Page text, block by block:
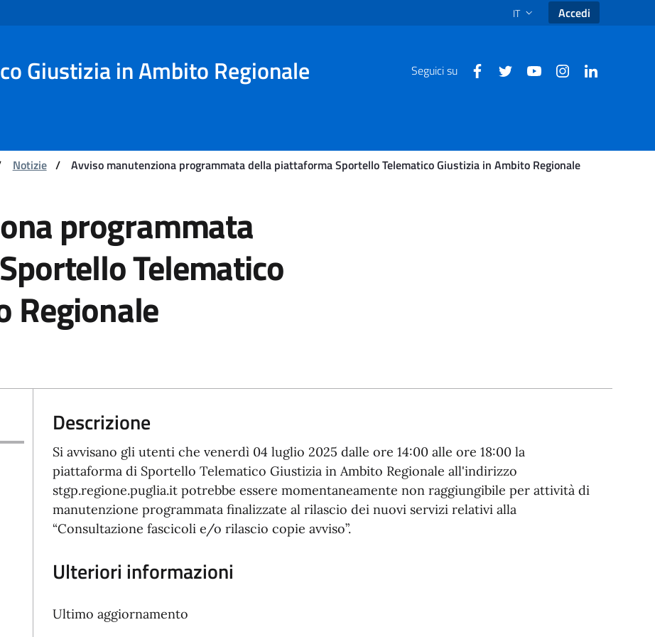
SELEZIONE LINGUA: LINGUA
IT Accedi
Giustizia in Ambito Regionale Seguici su
Notizie / Avviso manutenziona programmata della piattaforma Sportello Telematico Giustizia in Ambito Regionale
programmata della piattaforma Sportello
programmata
Telematico
Regionale
Descrizione
Si avvisano gli utenti che venerdì 04 luglio 2025 dalle ore 14:00 alle ore 18:00 la
piattaforma di Sportello Telematico Giustizia in Ambito Regionale all'indirizzo
stgp.regione.puglia.it potrebbe essere momentaneamente non raggiungibile per attività di
manutenzione programmata finalizzate al rilascio dei nuovi servizi relativi alla
“Consultazione fascicoli e/o rilascio copie avviso”.
Ulteriori informazioni
Ultimo aggiornamento